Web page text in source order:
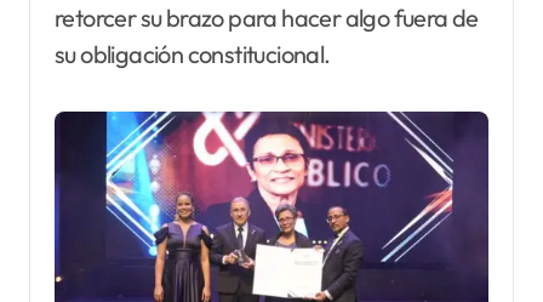
retorcer su brazo para hacer algo fuera de
su obligación constitucional.